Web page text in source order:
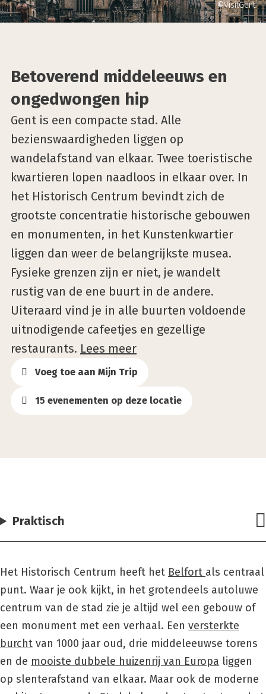
©VisitGent
Betoverend middeleeuws en
ongedwongen hip
Gent is een compacte stad. Alle
bezienswaardigheden liggen op
wandelafstand van elkaar. Twee toeristische
kwartieren lopen naadloos in elkaar over. In
het Historisch Centrum bevindt zich de
grootste concentratie historische gebouwen
en monumenten, in het Kunstenkwartier
liggen dan weer de belangrijkste musea.
Fysieke grenzen zijn er niet, je wandelt
rustig van de ene buurt in de andere.
Uiteraard vind je in alle buurten voldoende
uitnodigende cafeetjes en gezellige
restaurants. Lees meer
Voeg toe aan Mijn Trip
15 evenementen op deze locatie
Praktisch
Het Historisch Centrum heeft het Belfort als centraal
punt. Waar je ook kijkt, in het grotendeels autoluwe
centrum van de stad zie je altijd wel een gebouw of
een monument met een verhaal. Een versterkte
burcht van 1000 jaar oud, drie middeleeuwse torens
en de mooiste dubbele huizenrij van Europa liggen
op slenterafstand van elkaar. Maar ook de moderne